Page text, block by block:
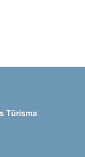
Tūrisma